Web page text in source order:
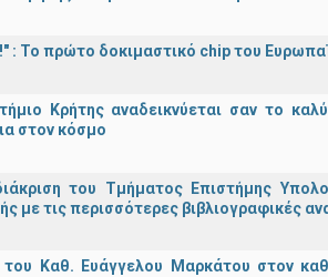
: Το πρώτο δοκιμαστικό chip του
Κρήτης αναδεικνύεται σαν το
στον κόσμο
του Τμήματος Επιστήμης
με τις περισσότερες βιβλιογραφικές
του Καθ. Ευάγγελου Μαρκάτου στον